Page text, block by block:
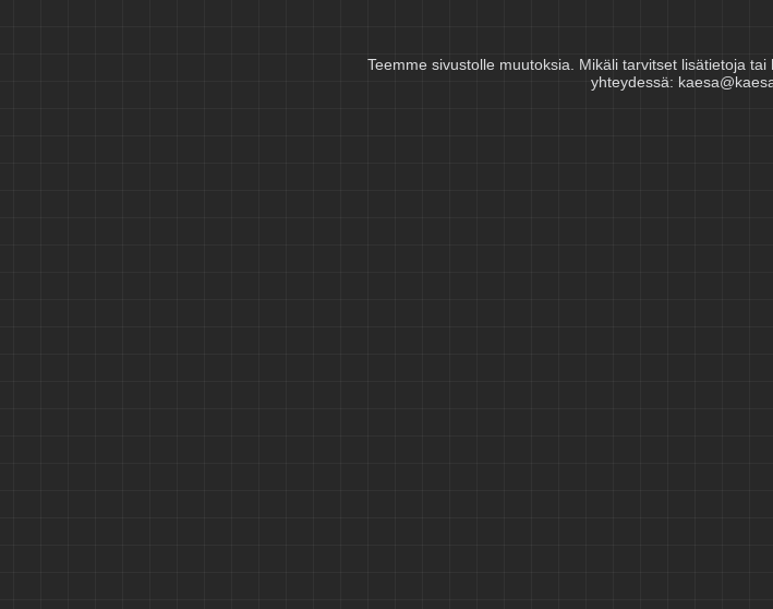
Teemme sivustolle muutoksia. Mikäli tarvitset lisätietoja
yhteydessä: